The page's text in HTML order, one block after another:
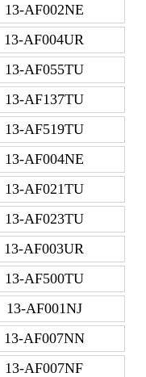
13-AF002NE
13-AF004UR
13-AF055TU
13-AF137TU
13-AF519TU
13-AF004NE
13-AF021TU
13-AF023TU
13-AF003UR
13-AF500TU
13-AF001NJ
13-AF007NN
13-AF007NF